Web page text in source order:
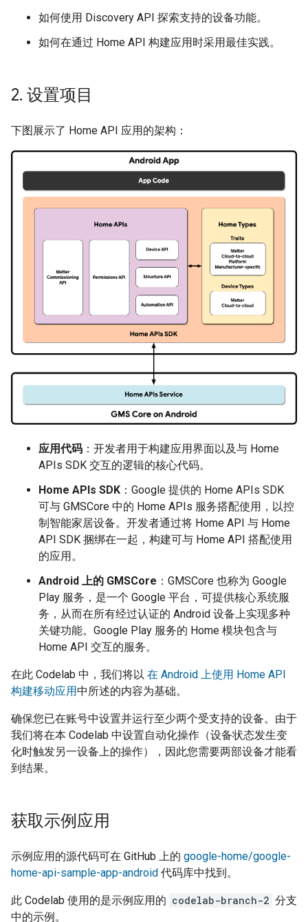
如何使用 Discovery API 探索支持的设备功能。
如何在通过 Home API 构建应用时采用最佳实践。
2. 设置项目
下图展示了 Home API 应用的架构：
应用代码 ：开发者用于构建应用界面以及与 Home
APIs SDK 交互的逻辑的核心代码。
Home APIs SDK ：Google 提供的 Home APIs SDK
可与 GMSCore 中的 Home APIs 服务搭配使用，以控
制智能家居设备。开发者通过将 Home API 与 Home
API SDK 捆绑在一起，构建可与 Home API 搭配使用
的应用。
Android 上的 GMSCore ：GMSCore 也称为 Google
Play 服务，是一个 Google 平台，可提供核心系统服
务，从而在所有经过认证的 Android 设备上实现多种
关键功能。Google Play 服务的 Home 模块包含与
Home API 交互的服务。
在此 Codelab 中，我们将以 在 Android 上使用 Home API
构建移动应用中所述的内容为基础。
确保您已在账号中设置并运行至少两个受支持的设备。由于
我们将在本 Codelab 中设置自动化操作（设备状态发生变
化时触发另一设备上的操作），因此您需要两部设备才能看
到结果。
获取示例应用
示例应用的源代码可在 GitHub 上的 google-home/google-
home-api-sample-app-android 代码库中找到。
此 Codelab 使用的是示例应用的 codelab-branch-2 分支
中的示例。